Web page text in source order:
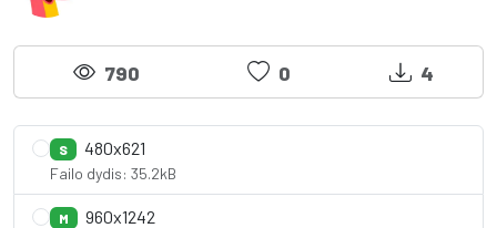
790 0 4
S 480x621
Failo dydis: 35.2kB
M 960x1242